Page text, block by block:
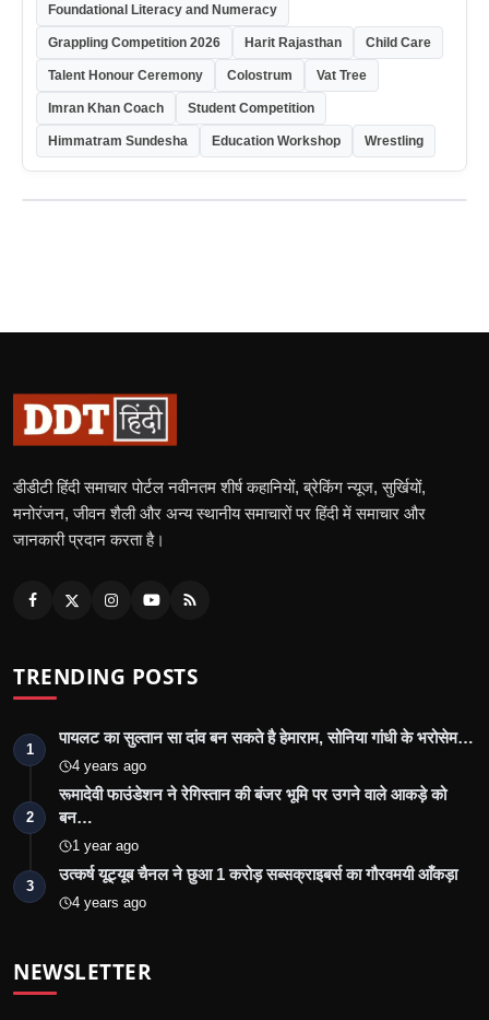
Foundational Literacy and Numeracy
Grappling Competition 2026 Harit Rajasthan Child Care
Talent Honour Ceremony Colostrum Vat Tree
Imran Khan Coach Student Competition
Himmatram Sundesha Education Workshop Wrestling
डीडीटी हिंदी समाचार पोर्टल नवीनतम शीर्ष कहानियों, ब्रेकिंग न्यूज, सुर्खियों,
मनोरंजन, जीवन शैली और अन्य स्थानीय समाचारों पर हिंदी में समाचार और
जानकारी प्रदान करता है।
TRENDING POSTS
1
पायलट का सुल्तान सा दांव बन सकते है हेमाराम, सोनिया गांधी के भरोसेम…
4 years ago
2
रूमादेवी फाउंडेशन ने रेगिस्तान की बंजर भूमि पर उगने वाले आकड़े को
बन…
1 year ago
3
उत्कर्ष यूट्यूब चैनल ने छुआ 1 करोड़ सब्सक्राइबर्स का गौरवमयी आँकड़ा
4 years ago
NEWSLETTER